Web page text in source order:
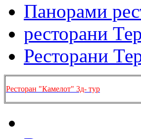
Панорами
ресторани
Ресторани
Ресторан "Камелот" 3д- тур